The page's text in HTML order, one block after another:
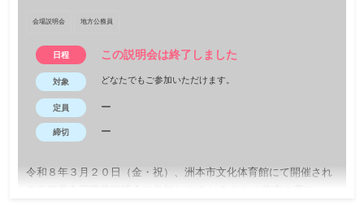
会場説明会 地方公務員
日程 この説明会は終了しました
対象 どなたでもご参加いただけます。
定員 ー
締切 ー
令和８年３月２０日（金・祝）、洲本市文化体育館にて開催され